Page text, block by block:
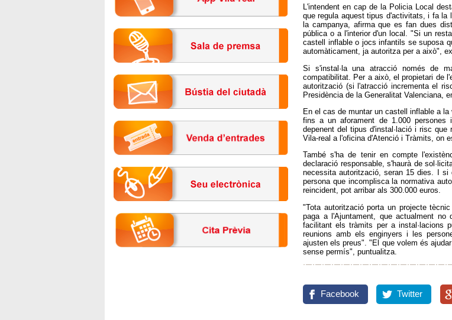
L'intendent en cap de la Policia Local
que regula aquest tipus d'activitats, i fa la
la campanya, afirma que es fan dues
pública o a l'interior d'un local. "Si un
castell inflable o jocs infantils se suposa
automàticament, ja autoritza per a això",
Si s'instal·la una atracció només de
compatibilitat. Per a això, el propietari de
autorització (si l'atracció incrementa el
Presidència de la Generalitat Valenciana,
En el cas de muntar un castell inflable a
fins a un aforament de 1.000 persones
depenent del tipus d'instal·lació i risc
Vila-real a l'oficina d'Atenció i Tràmits, on
També s'ha de tenir en compte
declaració responsable, s'haurà de
necessita autorització, seran 15 dies. I
persona que incomplisca la normativa
reincident, pot arribar als 300.000 euros.
"Tota autorització porta un projecte
paga a l'Ajuntament, que actualment
facilitant els tràmits per a instal·lacions
reunions amb els enginyers i les
ajusten els preus". "El que volem és
sense permís", puntualitza.
Facebook Twitter